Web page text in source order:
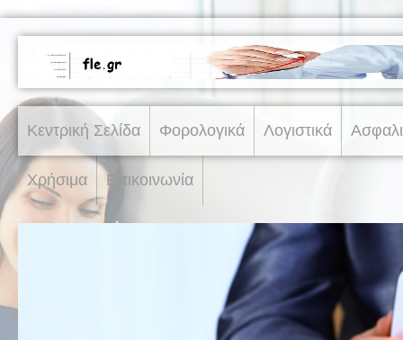
Κεντρική Σελίδα Φορολογικά Λογιστικά
Χρήσιμα Επικοινωνία